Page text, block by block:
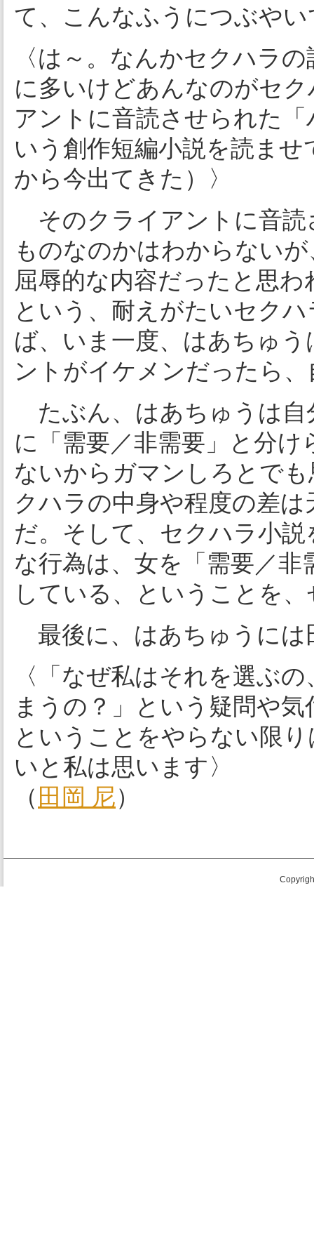
て、こんなふうにつぶや
〈は～。なんかセクハラ
に多いけどあんなのがセ
アントに音読させられた
いう創作短編小説を読ま
から今出てきた）〉
そのクライアントに音読
ものなのかはわからない
屈辱的な内容だったと思
という、耐えがたいセク
ば、いま一度、はあちゅ
ントがイケメンだったら
たぶん、はあちゅうは自
に「需要／非需要」と分
ないからガマンしろとで
クハラの中身や程度の差
だ。そして、セクハラ小
な行為は、女を「需要／
している、ということを
最後に、はあちゅうには
〈「なぜ私はそれを選ぶ
まうの？」という疑問や
ということをやらない限
いと私は思います〉
（ 田岡 尼）